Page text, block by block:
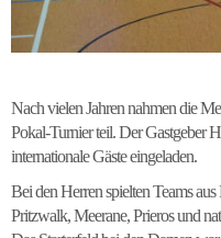
Nach vielen Jahren nahmen die
Pokal-Turnier teil. Der Gastgeber
internationale Gäste eingeladen.
Bei den Herren spielten Teams
Pritzwalk, Meerane, Prieros und